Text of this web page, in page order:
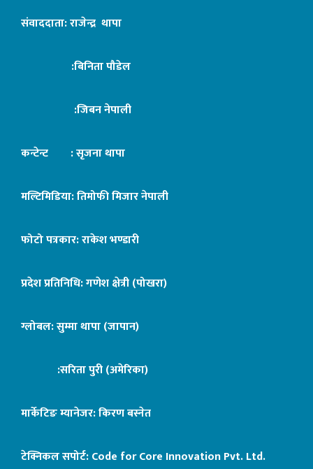
संवाददाता: राजेन्द्र थापा
:बिनिता पौडेल
:जिबन नेपाली
कन्टेन्ट : सृजना थापा
मल्टिमिडिया: तिमोफी मिजार नेपाली
फोटो पत्रकार: राकेश भण्डारी
प्रदेश प्रतिनिधि: गणेश क्षेत्री (पोखरा)
ग्लोबल: सुम्मा थापा (जापान)
:सरिता पुरी (अमेरिका)
मार्केटिङ म्यानेजर: किरण बस्नेत
टेक्निकल सपोर्ट:Code for Core Innovation Pvt. Ltd.